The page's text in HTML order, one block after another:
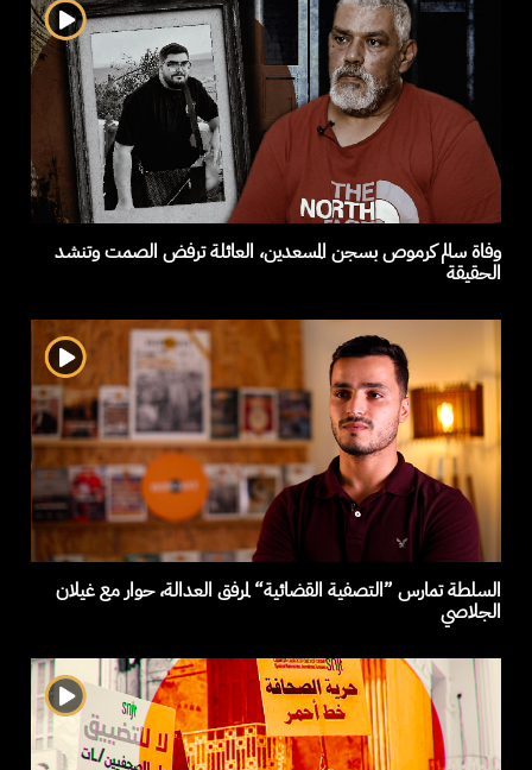
وفاة سالم كرموص بسجن المسعدين، العائلة ترفض الصمت وتنشد
الحقيقة
السلطة تمارس ”التصفية القضائية“ لمرفق العدالة، حوار مع غيلان
الجلاصي